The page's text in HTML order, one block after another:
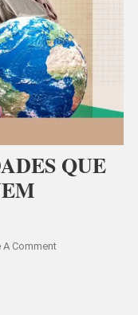
QUE
A CommentOn